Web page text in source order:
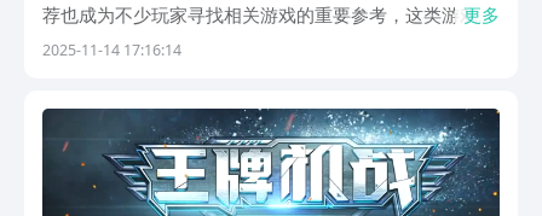
荐也成为不少玩家寻找相关游戏的重要参考，这类游戏在
模拟程度上跨度较大，既包含简单的飞行模拟也涵盖复杂
家...
更多
2025-11-14 17:16:14